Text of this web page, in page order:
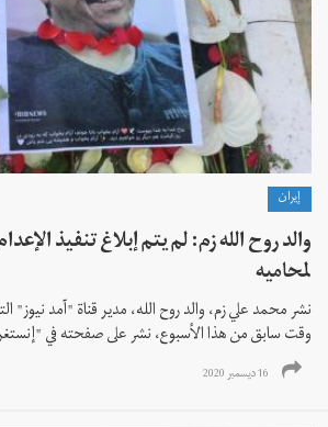
إيران
والد روح الله زم: لم يتم إبلاغ تنفيذ
لمحاميه
نشر محمد علي زم، والد روح الله، مدير قناة "آمد نيوز"
وقت سابق من هذا الأسبوع، نشر على صفحته في
16 ديسمبر 2020